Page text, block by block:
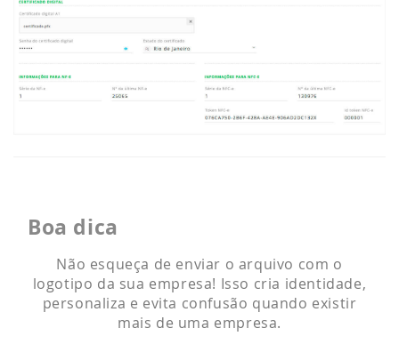
Boa dica
Não esqueça de enviar o arquivo com o
logotipo da sua empresa! Isso cria identidade,
personaliza e evita confusão quando existir
mais de uma empresa.